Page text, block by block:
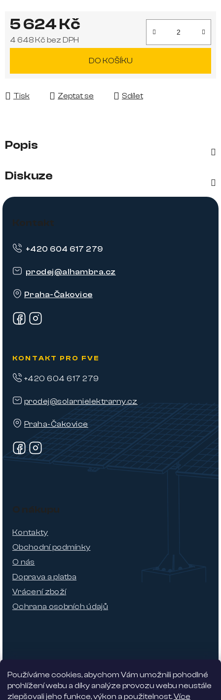
Používáme cookies, abychom Vám umožnili pohodlné
prohlížení webu a díky analýze provozu webu neustále
zlepšovali jeho funkce, výkon a použitelnost.Více
5 624 Kč
4 648 Kč bez DPH
DO KOŠÍKU
Tisk Zeptat se Sdílet
Popis
Diskuze
Z
Kontakt
prodej@alhambra.cz
Praha-Čakovice
+420 604 617 279
KONTAKT PRO FVE
prodej@solarnielektrarny.cz
Praha-Čakovice
+420 604 617 279
O nákupu
Kontakty
Obchodní podmínky
O nás
Doprava a platba
Vrácení zboží
Ochrana osobních údajů